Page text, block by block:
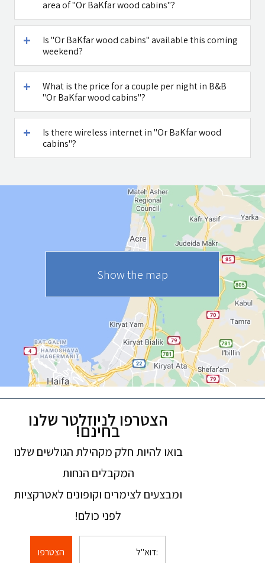
area of "Or BaKfar wood cabins"?
Is "Or BaKfar wood cabins" available this coming
weekend?
What is the price for a couple per night in B&B
"Or BaKfar wood cabins"?
Is there wireless internet in "Or BaKfar wood
cabins"?
Show the map
הצטרפו לניוזלטר שלנו
בחינם!
בואו להיות חלק מקהילת הגולשים שלנו
המקבלים הנחות
ומבצעים לצימרים וקופונים לאטרקציות
לפני כולם!
הצטרפו